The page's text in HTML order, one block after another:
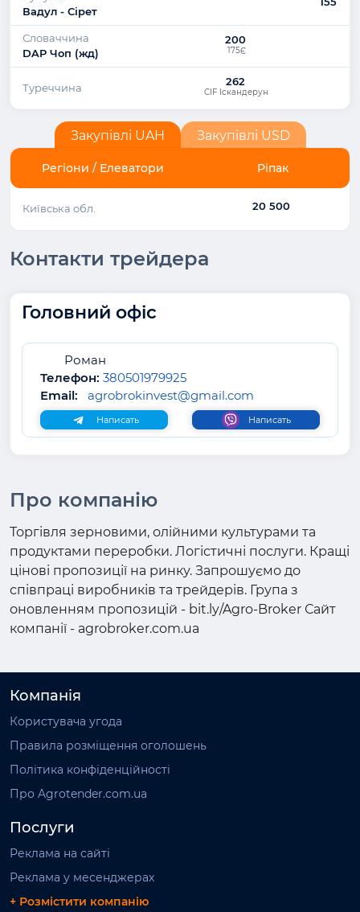
Вадул - Сірет
Словаччина
DAP Чоп (жд)
200
175Є
Туреччина 262
СIF Іскандерун
Закупівлі UAH Закупівлі USD
Регіони / Елеватори Ріпак
Київська обл. 20 500
Контакти трейдера
Головний офіс
Роман
Телефон: 380501979925
Email:
agrobrokinvest@gmail.com
Написать Написать
Про компанію
Торгівля зерновими, олійними культурами та
продуктами переробки. Логістичні послуги. Кращі
цінові пропозиції на ринку. Запрошуємо до
співпраці виробників та трейдерів. Група з
оновленням пропозицій - bit.ly/Agro-Broker Сайт
компанії - agrobroker.com.ua
Компанія
Користувача угода
Правила розміщення оголошень
Політика конфіденційності
Про Agrotender.com.ua
Послуги
Реклама на сайті
Реклама у месенджерах
+ Розмістити компанію